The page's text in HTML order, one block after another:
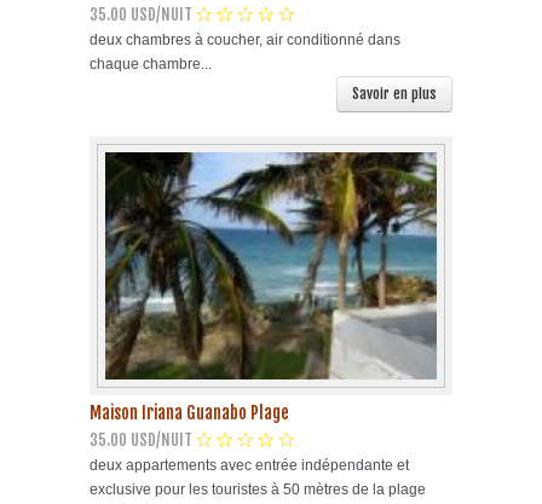
35.00 USD/NUIT
deux chambres à coucher, air conditionné dans
chaque chambre...
Savoir en plus
Maison Iriana Guanabo Plage
35.00 USD/NUIT
deux appartements avec entrée indépendante et
exclusive pour les touristes à 50 mètres de la plage